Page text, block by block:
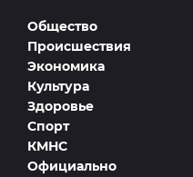
Общество
Происшествия
Экономика
Культура
Здоровье
Спорт
КМНС
Официально